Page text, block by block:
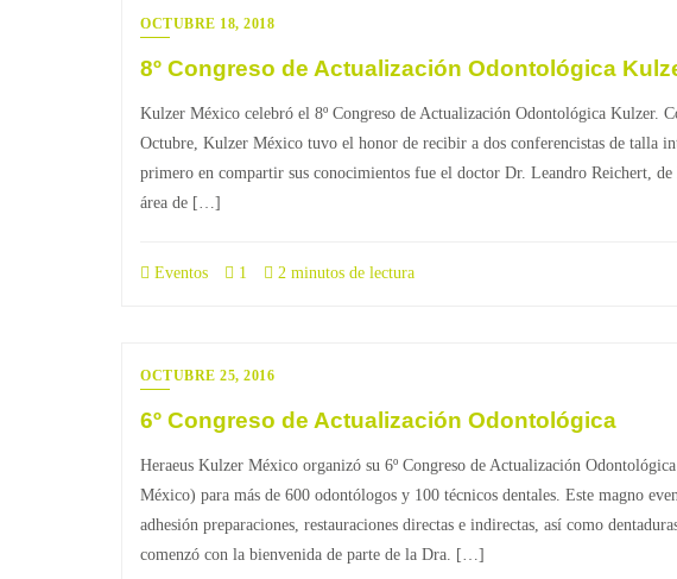
OCTUBRE 18, 2018
8º Congreso de Actualización Odontológica
Kulzer México celebró el 8º Congreso de Actualización Odontológica Kulzer.
Octubre, Kulzer México tuvo el honor de recibir a dos conferencistas de talla
primero en compartir sus conocimientos fue el doctor Dr. Leandro Reichert,
área de […]
Eventos 1 2 minutos de lectura
OCTUBRE 25, 2016
6º Congreso de Actualización Odontológica
Heraeus Kulzer México organizó su 6º Congreso de Actualización
México) para más de 600 odontólogos y 100 técnicos dentales. Este magno
adhesión preparaciones, restauraciones directas e indirectas, así como
comenzó con la bienvenida de parte de la Dra. […]